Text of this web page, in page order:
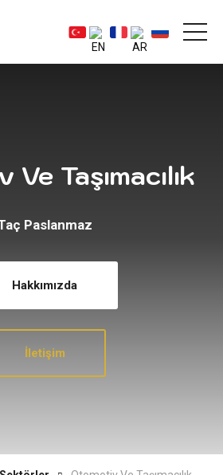
Taşımacılık
Paslanmaz
Hakkımızda
İletişim